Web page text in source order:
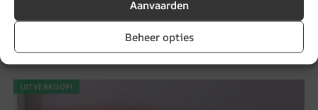
Aanvaarden
Beheer opties
Muurschildering Vliegtuig in de Lucht
19.87€ 14.90€
UITVERKOOP!